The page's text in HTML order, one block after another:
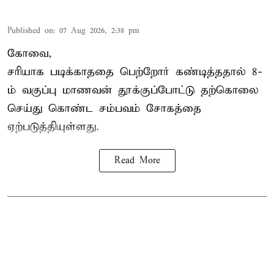
Published on: 07 Aug 2026, 2:38 pm
கோவை,
சரியாக படிக்காததை பெற்றோர் கண்டித்ததால் 8-
ம் வகுப்பு மாணவன் தூக்குப்போட்டு தற்கொலை
செய்து கொண்ட சம்பவம் சோகத்தை
ஏற்படுத்தியுள்ளது.
Read More